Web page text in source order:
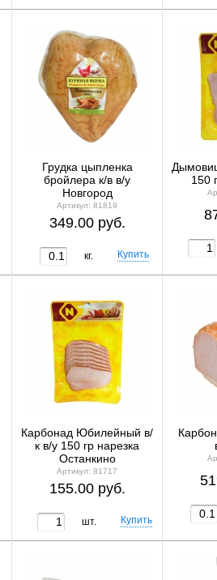
Грудка цыпленка
бройлера к/в в/у
Новгород
Артикул: 81819
349.00 руб.
кг.
150
Карбонад Юбилейный в/
к в/у 150 гр нарезка
Останкино
Артикул: 81717
155.00 руб.
шт.